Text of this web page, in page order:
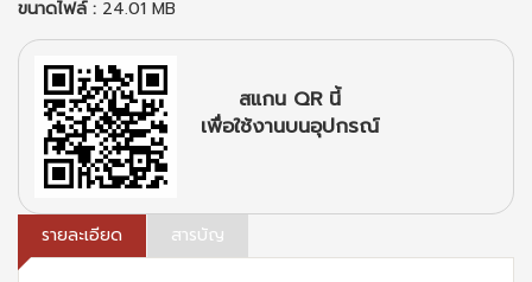
ขนาดไฟล์ : 24.01 MB
สแกน QR นี้
เพื่อใช้งานบนอุปกรณ์
รายละเอียด สารบัญ